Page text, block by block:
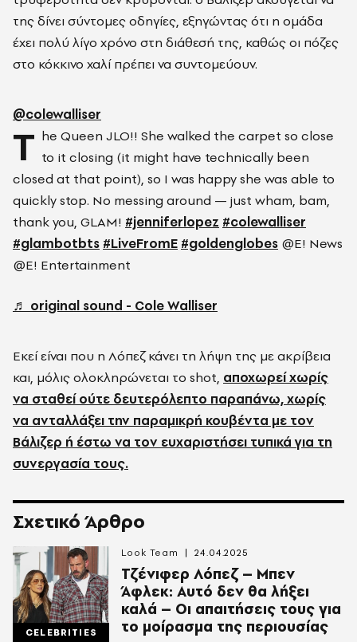
της δίνει σύντομες οδηγίες, εξηγώντας ότι η ομάδα
έχει πολύ λίγο χρόνο στη διάθεσή της, καθώς οι πόζες
στο κόκκινο χαλί πρέπει να συντομεύουν.
@colewalliser
T he Queen JLO!! She walked the carpet so close
to it closing (it might have technically been
closed at that point), so I was happy she was able to
quickly stop. No messing around — just wham, bam,
thank you, GLAM! #jenniferlopez #colewalliser
#glambotbts #LiveFromE #goldenglobes @E! News
@E! Entertainment
♬ original sound - Cole Walliser
Εκεί είναι που η Λόπεζ κάνει τη λήψη της με ακρίβεια
και, μόλις ολοκληρώνεται το shot, αποχωρεί χωρίς
να σταθεί ούτε δευτερόλεπτο παραπάνω, χωρίς
να ανταλλάξει την παραμικρή κουβέντα με τον
Βάλιζερ ή έστω να τον ευχαριστήσει τυπικά για τη
συνεργασία τους.
Σχετικό Άρθρο
CELEBRITIES
Τζένιφερ Λόπεζ – Μπεν
Άφλεκ: Αυτό δεν θα λήξει
καλά – Οι απαιτήσεις τους για
το μοίρασμα της περιουσίας
Look Team 24.04.2025